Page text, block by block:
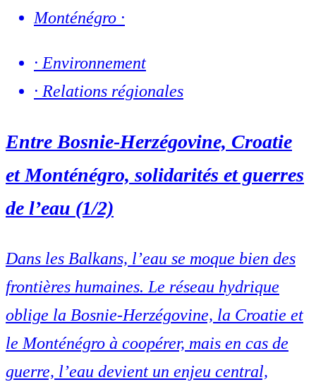
Monténégro ·
·Environnement
· Relations régionales
Entre Bosnie-Herzégovine, Croatie
et Monténégro, solidarités et guerres
de l’eau (1/2)
Dans les Balkans, l’eau se moque bien des
frontières humaines. Le réseau hydrique
oblige la Bosnie-Herzégovine, la Croatie et
le Monténégro à coopérer, mais en cas de
guerre, l’eau devient un enjeu central,